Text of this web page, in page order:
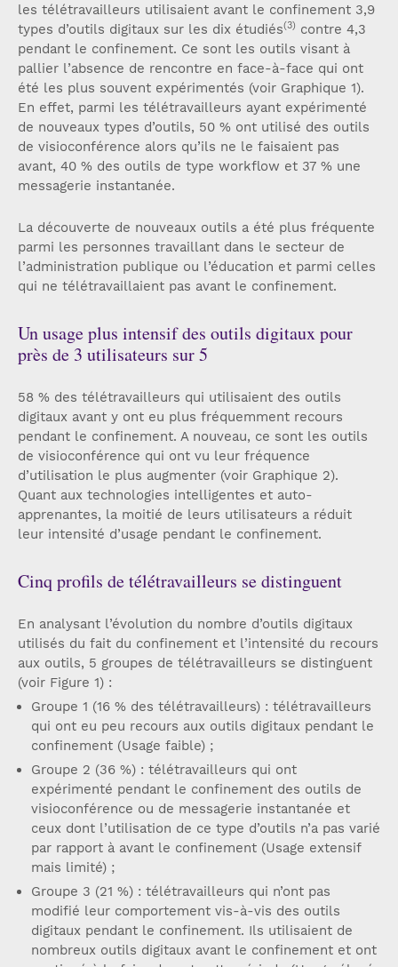
les télétravailleurs utilisaient avant le confinement 3,9
types d’outils digitaux sur les dix étudiés(3) contre 4,3
pendant le confinement. Ce sont les outils visant à
pallier l’absence de rencontre en face-à-face qui ont
été les plus souvent expérimentés (voir Graphique 1).
En effet, parmi les télétravailleurs ayant expérimenté
de nouveaux types d’outils, 50 % ont utilisé des outils
de visioconférence alors qu’ils ne le faisaient pas
avant, 40 % des outils de type workflow et 37 % une
messagerie instantanée.
La découverte de nouveaux outils a été plus fréquente
parmi les personnes travaillant dans le secteur de
l’administration publique ou l’éducation et parmi celles
qui ne télétravaillaient pas avant le confinement.
Un usage plus intensif des outils digitaux pour
près de 3 utilisateurs sur 5
58 % des télétravailleurs qui utilisaient des outils
digitaux avant y ont eu plus fréquemment recours
pendant le confinement. A nouveau, ce sont les outils
de visioconférence qui ont vu leur fréquence
d’utilisation le plus augmenter (voir Graphique 2).
Quant aux technologies intelligentes et auto-
apprenantes, la moitié de leurs utilisateurs a réduit
leur intensité d’usage pendant le confinement.
Cinq profils de télétravailleurs se distinguent
En analysant l’évolution du nombre d’outils digitaux
utilisés du fait du confinement et l’intensité du recours
aux outils, 5 groupes de télétravailleurs se distinguent
(voir Figure 1) :
Groupe 1 (16 % des télétravailleurs) : télétravailleurs
qui ont eu peu recours aux outils digitaux pendant le
confinement (Usage faible) ;
Groupe 2 (36 %) : télétravailleurs qui ont
expérimenté pendant le confinement des outils de
visioconférence ou de messagerie instantanée et
ceux dont l’utilisation de ce type d’outils n’a pas varié
par rapport à avant le confinement (Usage extensif
mais limité) ;
Groupe 3 (21 %) : télétravailleurs qui n’ont pas
modifié leur comportement vis-à-vis des outils
digitaux pendant le confinement. Ils utilisaient de
nombreux outils digitaux avant le confinement et ont